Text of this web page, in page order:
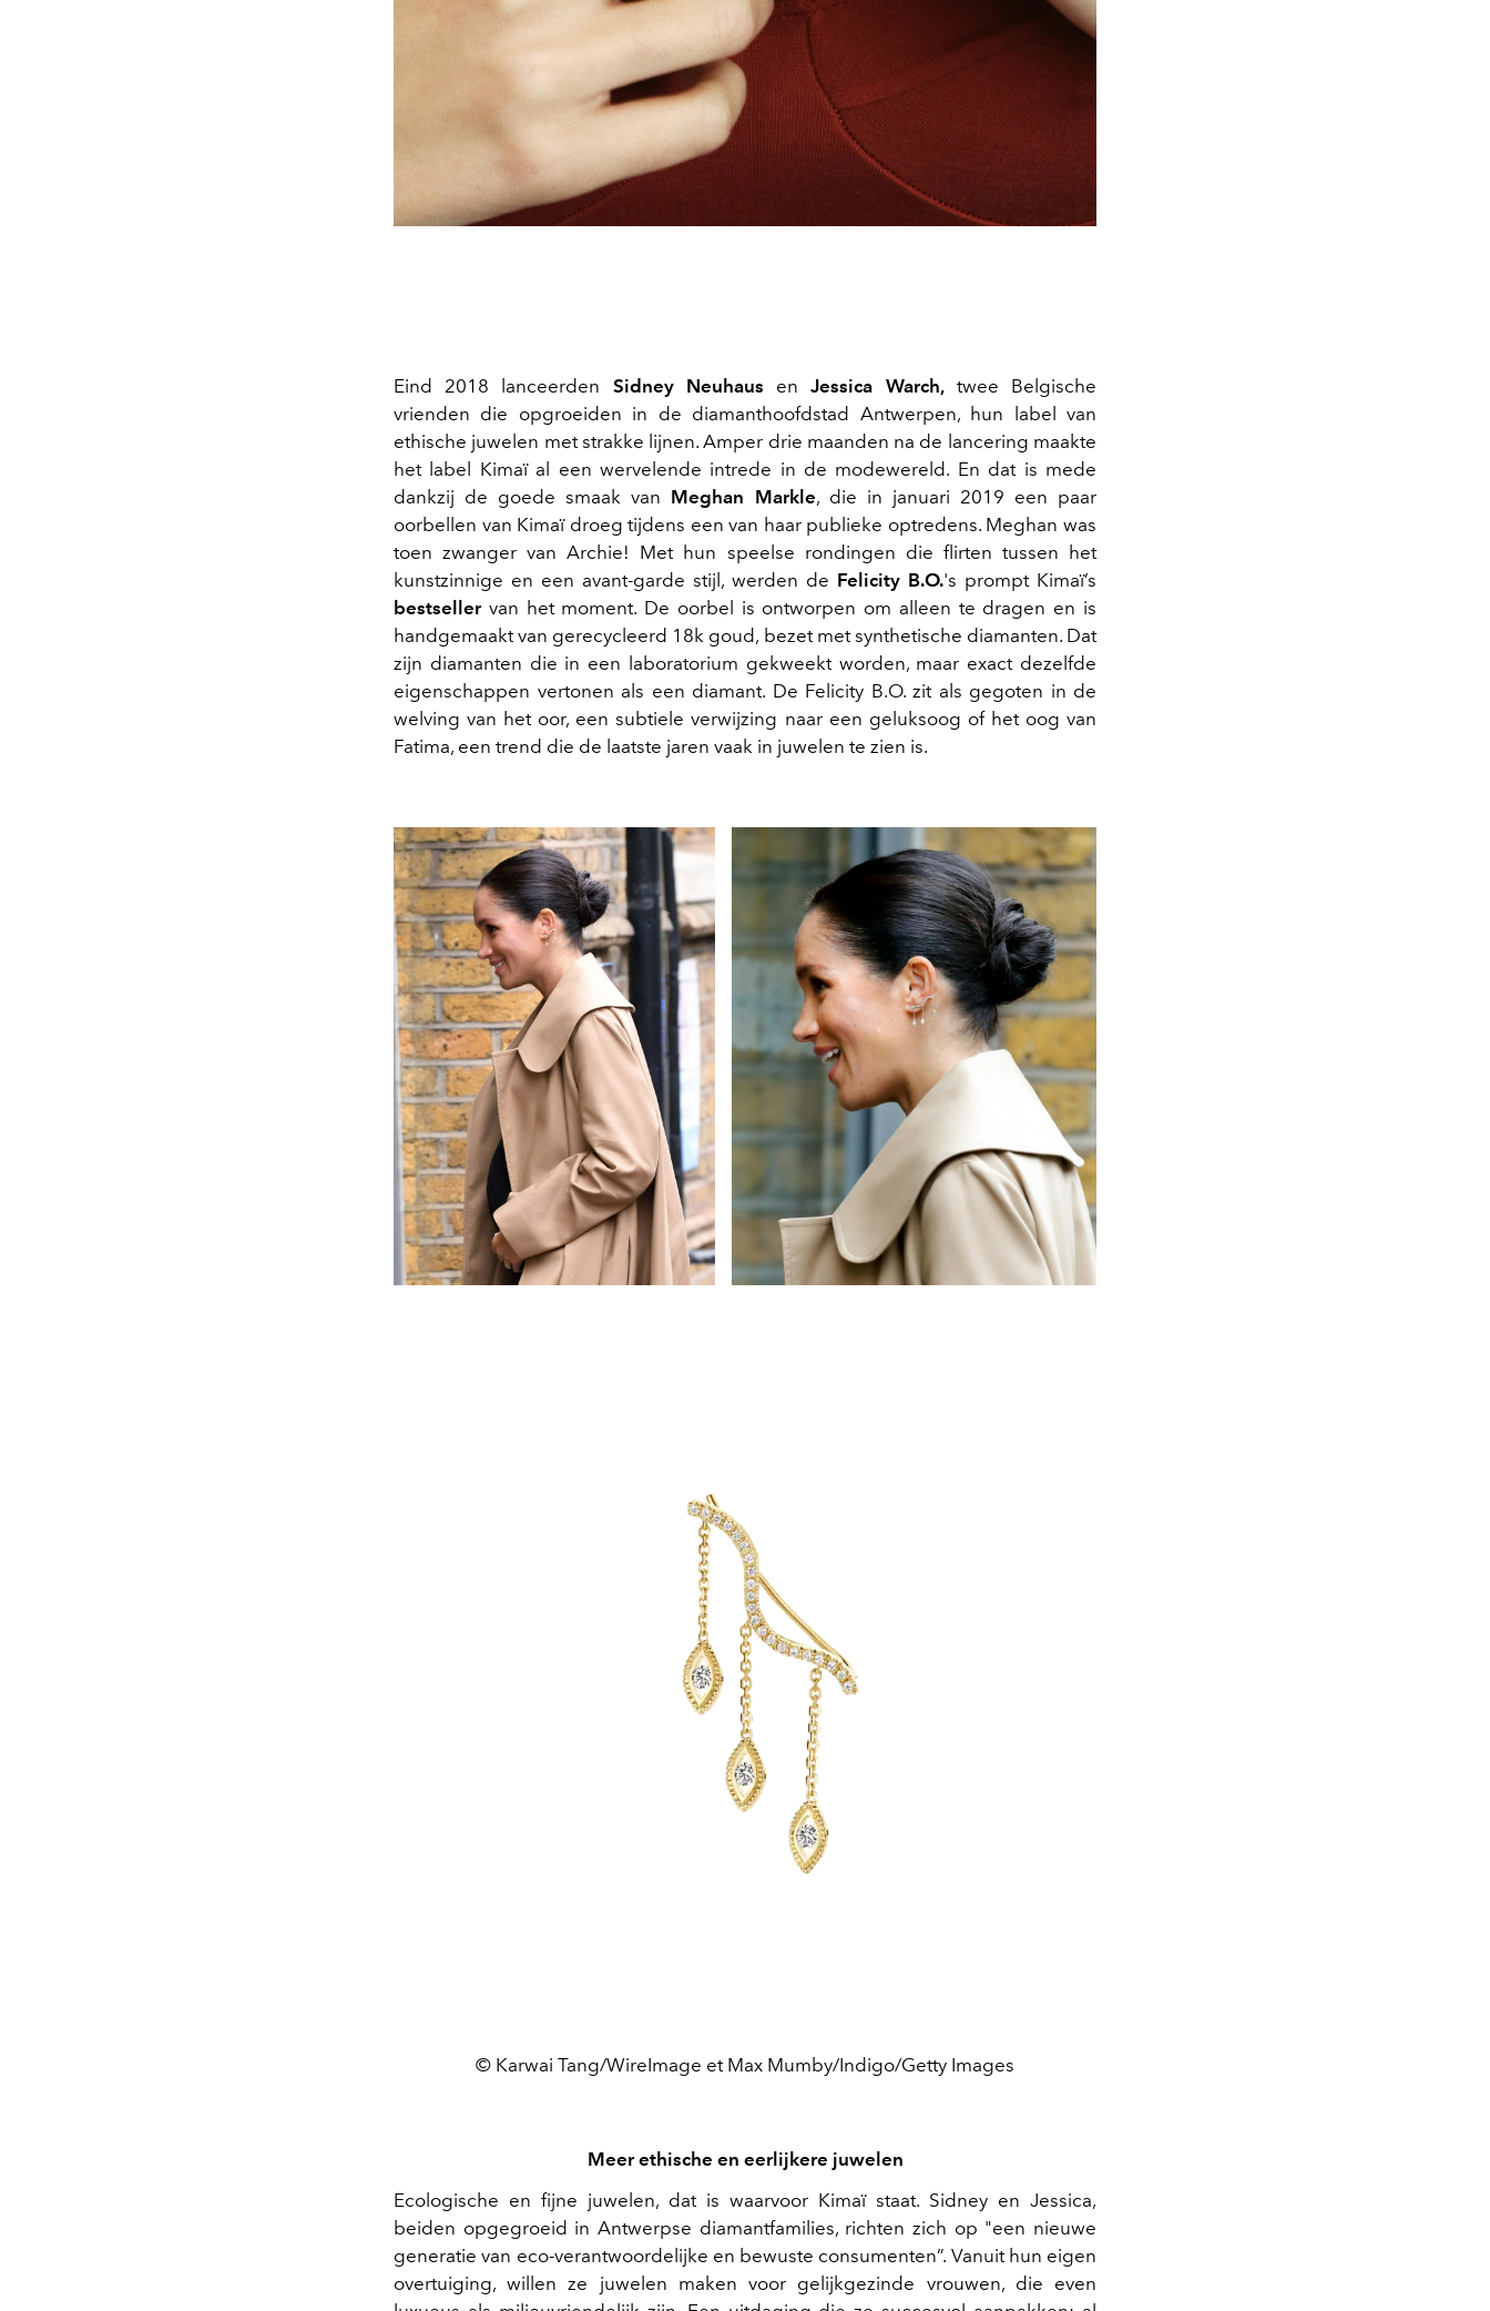
Eind 2018 lanceerden Sidney Neuhaus enJessica Warch,twee Belgische
vrienden die opgroeiden in de diamanthoofdstad Antwerpen, hun label van
ethische juwelen met strakke lijnen. Amper drie maanden na de lancering maakte
het label Kimaï al een wervelende intrede in de modewereld. En dat is mede
dankzij de goede smaak van Meghan Markle, die in januari 2019 een paar
oorbellen van Kimaï droeg tijdens een van haar publieke optredens. Meghan was
toen zwanger van Archie! Met hun speelse rondingen die flirten tussen het
kunstzinnige en een avant-garde stijl, werden de Felicity B.O.'s prompt Kimaï’s
bestsellervan het moment. De oorbel is ontworpen om alleen te dragen en is
handgemaakt van gerecycleerd 18k goud, bezet met synthetische diamanten. Dat
zijn diamanten die in een laboratorium gekweekt worden, maar exact dezelfde
eigenschappen vertonen als een diamant. De Felicity B.O. zit als gegoten in de
welving van het oor, een subtiele verwijzing naar een geluksoog of het oog van
Fatima, een trend die de laatste jaren vaak in juwelen te zien is.
© Karwai Tang/WireImage et Max Mumby/Indigo/Getty Images
Meer ethische en eerlijkere juwelen
Ecologische en fijne juwelen, dat is waarvoor Kimaï staat. Sidney en Jessica,
beiden opgegroeid in Antwerpse diamantfamilies, richten zich op "een nieuwe
generatie van eco-verantwoordelijke en bewuste consumenten”. Vanuit hun eigen
overtuiging, willen ze juwelen maken voor gelijkgezinde vrouwen, die even